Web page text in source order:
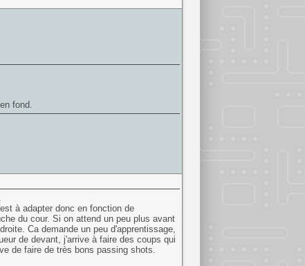
fond.
à adapter donc en fonction de
du cour. Si on attend un peu plus avant
Ca demande un peu d'apprentissage,
de devant, j'arrive à faire des coups qui
de faire de très bons passing shots.